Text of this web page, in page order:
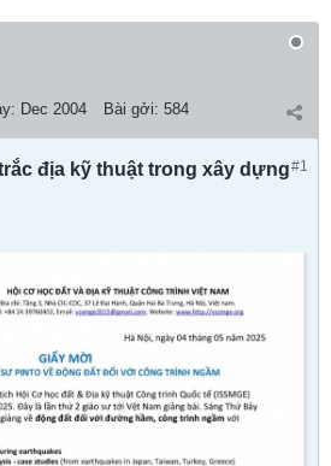
Dec 2004 Bài gởi: 584
#1
địa kỹ thuật trong xây dựng